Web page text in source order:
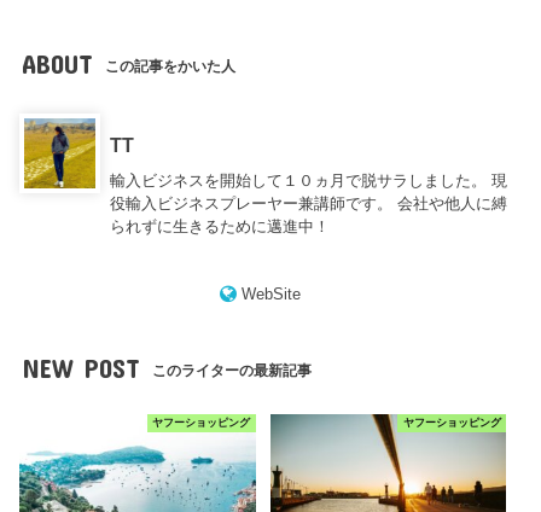
ABOUT この記事をかいた人
TT
輸入ビジネスを開始して１０ヵ月で脱サラしました。 現
役輸入ビジネスプレーヤー兼講師です。 会社や他人に縛
られずに生きるために邁進中！
WebSite
NEW POST このライターの最新記事
ヤフーショッピング ヤフーショッピング